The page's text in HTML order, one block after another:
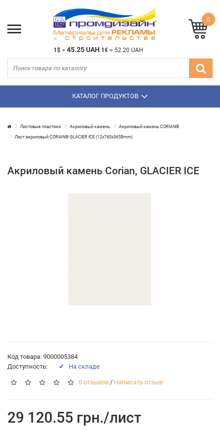
1$ = 45.25 UAH 1€ = 52.20 UAH
0
КАТАЛОГ ПРОДУКТОВ
Листовые пластики Акриловый камень Акриловый камень CORIAN®
Лист акриловый CORIAN® GLACIER ICE (12х760х3658mm)
Акриловый камень Corian, GLACIER ICE
Код товара: 9000005384
Доступность:
✔ На складе
0 отзывов / Написать отзыв
29 120.55 грн./лист